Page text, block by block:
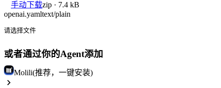
手动下载zip · 7.4 kB
openai.yamltext/plain
请选择文件
或者通过你的Agent添加
Molili(推荐，一键安装)